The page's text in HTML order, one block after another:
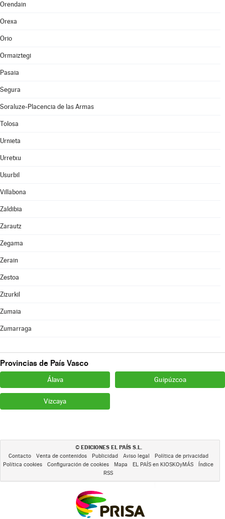
Orendain
Orexa
Orio
Ormaiztegi
Pasaia
Segura
Soraluze-Placencia de las Armas
Tolosa
Urnieta
Urretxu
Usurbil
Villabona
Zaldibia
Zarautz
Zegama
Zerain
Zestoa
Zizurkil
Zumaia
Zumarraga
Provincias de País Vasco
Álava Guipúzcoa
Vizcaya
© EDICIONES EL PAÍS S.L.
Contacto Venta de contenidos Publicidad Aviso legal
Política de privacidad
Política cookies
Configuración de cookies Mapa EL PAÍS en KIOSKOyMÁS
Índice
RSS